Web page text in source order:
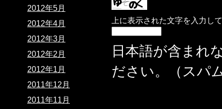
上に表示された文字を入力し
日本語が含まれ
ださい。（スパ
2012年5月
2012年4月
2012年3月
2012年2月
2012年1月
2011年12月
2011年11月